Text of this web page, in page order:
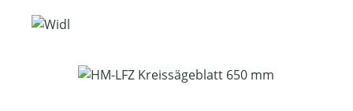
Bildergalerie überspringen